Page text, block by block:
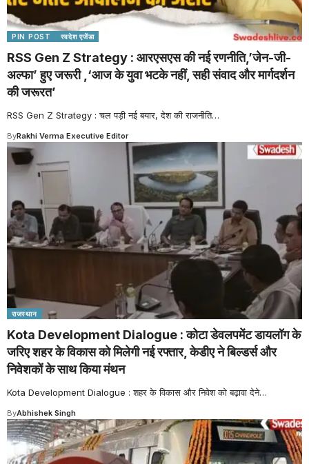
PIN POST स्वदेश एजेंडा
RSS Gen Z Strategy : आरएसएस की नई रणनीति,’जेन-जी-
अल्फा’ हुए जरूरी ,‘आज के युवा भटके नहीं, सही संवाद और मार्गदर्शन
की जरूरत’
RSS Gen Z Strategy : चल पड़ी नई बयार, देश की राजनीति…
ByRakhi Verma Executive Editor
राजस्थान
Kota Development Dialogue : कोटा डेवलपमेंट डायलॉग के
जरिए शहर के विकास को मिलेगी नई रफ्तार, केडीए ने बिल्डर्स और
निवेशकों के साथ किया मंथन
Kota Development Dialogue : शहर के विकास और निवेश को बढ़ावा देने…
ByAbhishek Singh